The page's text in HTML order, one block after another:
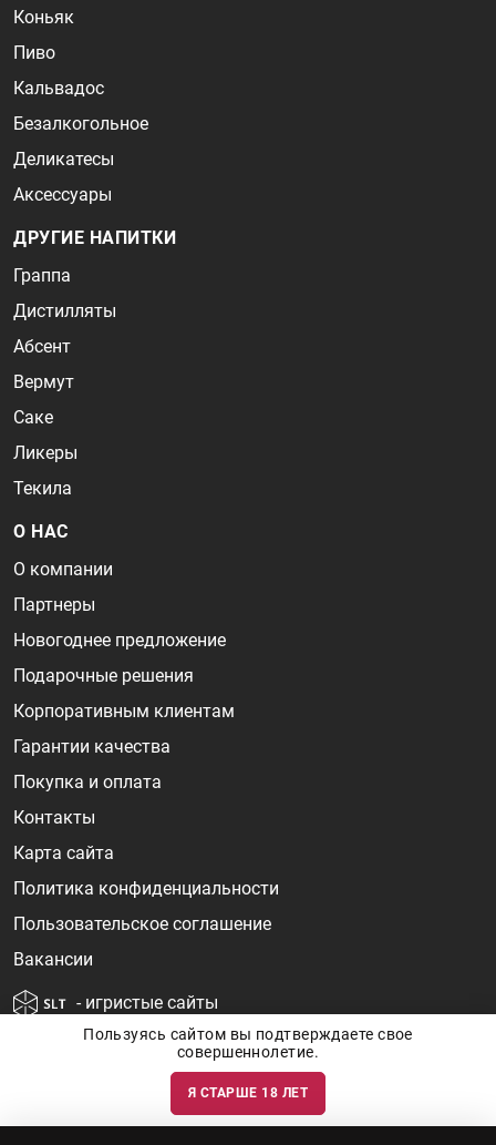
Коньяк
Пиво
Кальвадос
Безалкогольное
Деликатесы
Аксессуары
ДРУГИЕ НАПИТКИ
Граппа
Дистилляты
Абсент
Вермут
Саке
Ликеры
Текила
О НАС
О компании
Партнеры
Новогоднее предложение
Подарочные решения
Корпоративным клиентам
Гарантии качества
Покупка и оплата
Контакты
Карта сайта
Политика конфиденциальности
Пользовательское соглашение
Вакансии
- игристые сайты
Информация о ценах и наличии товаров носит ознакомительный
характер и может быть не точной. Цены на импортные товары особенно
Пользуясь сайтом вы подтверждаете свое
совершеннолетие.
Я СТАРШЕ 18 ЛЕТ